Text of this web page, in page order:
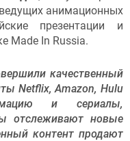
анимационных
презентации и
Made In Russia.
качественный
Netflix, Amazon, Hulu
и сериалы,
отслеживают новые
контент продают